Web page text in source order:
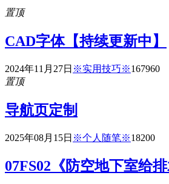
置顶
CAD字体【持续更新中】
2024年11月27日 ※实用技巧※167960
置顶
导航页定制
2025年08月15日 ※个人随笔※18200
07FS02《防空地下室给排